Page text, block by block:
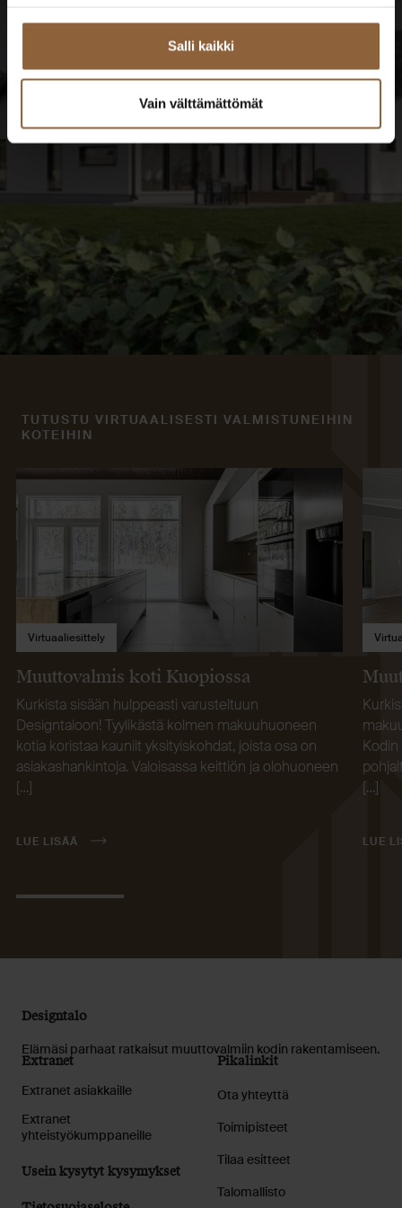
Salli kaikki
Vain välttämättömät
TUTUSTU TALOESITTELYIHIN
TUTUSTU VIRTUAALISESTI VALMISTUNEIHIN
KOTEIHIN
Virtuaaliesittely
Muuttovalmis koti Kuopiossa
Kurkista sisään hulppeasti varusteltuun
Designtaloon! Tyylikästä kolmen makuuhuoneen
kotia koristaa kauniit yksityiskohdat, joista osa on
asiakashankintoja. Valoisassa keittiön ja olohuoneen
[…]
LUE LISÄÄ
[…]
LUE
Designtalo
Elämäsi parhaat ratkaisut muuttovalmiin kodin rakentamiseen.
Extranet
Extranet asiakkaille
Extranet
yhteistyökumppaneille
Usein kysytyt kysymykset
Pikalinkit
Ota yhteyttä
Toimipisteet
Tilaa esitteet
Talomallisto